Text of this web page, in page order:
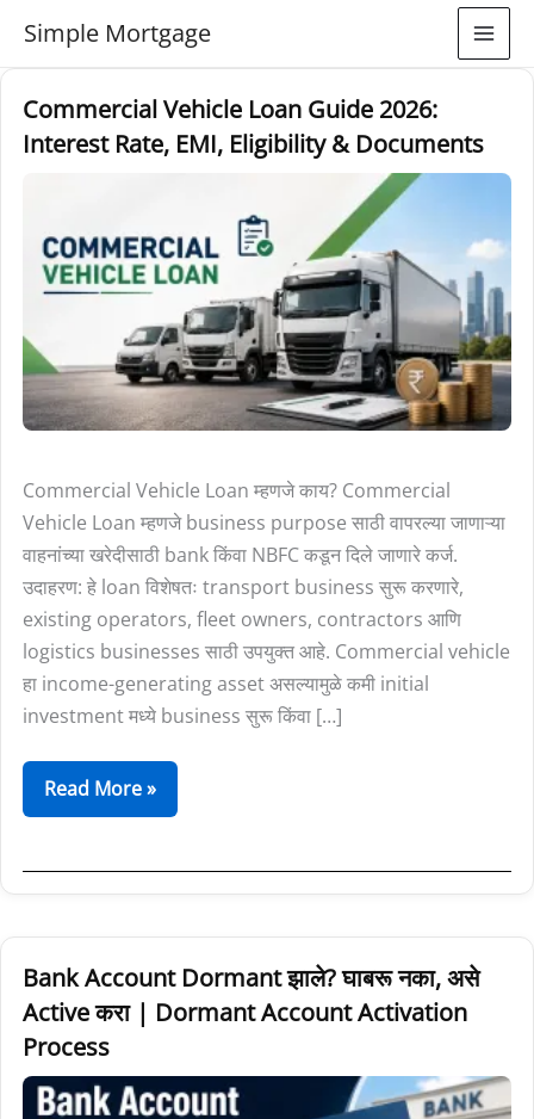
content
Simple Mortgage
Commercial Vehicle Loan Guide 2026:
Interest Rate, EMI, Eligibility & Documents
Commercial Vehicle Loan म्हणजे काय? Commercial
Vehicle Loan म्हणजे business purpose साठी वापरल्या जाणाऱ्या
वाहनांच्या खरेदीसाठी bank किंवा NBFC कडून दिले जाणारे कर्ज.
उदाहरण: हे loan विशेषतः transport business सुरू करणारे,
existing operators, fleet owners, contractors आणि
logistics businesses साठी उपयुक्त आहे. Commercial vehicle
हा income-generating asset असल्यामुळे कमी initial
investment मध्ये business सुरू किंवा […]
Commercial
Vehicle
2026:
Interest
Rate,
Eligibility
&
Documents
Read More »
Bank Account Dormant झाले? घाबरू नका, असे
Active करा | Dormant Account Activation
Process
Bank
Account
Dormant
झाले?
घाबरू